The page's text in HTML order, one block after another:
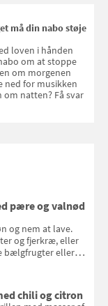
må din nabo støje
loven i hånden
om at stoppe
om morgenen
ned for musikken
om natten? Få svar
pære og valnød
og nem at lave.
og fjerkræ, eller
bælgfrugter eller
Opskriften er fra
"Salat".
chili og citron